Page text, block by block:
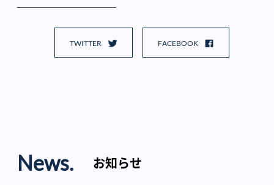
TWITTER FACEBOOK
News. お知らせ